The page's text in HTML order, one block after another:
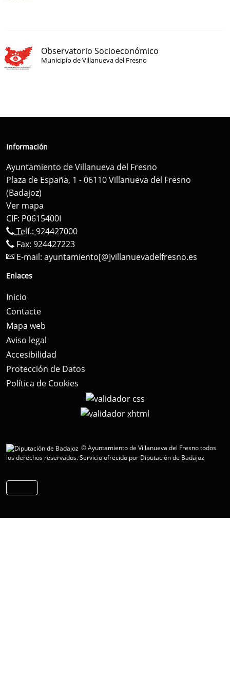
Observatorio Socioeconómico
Municipio de Villanueva del Fresno
Información
Ayuntamiento de Villanueva del Fresno
Plaza de España, 1 - 06110 Villanueva del Fresno
(Badajoz)
Ver mapa
CIF: P0615400I
Telf.: 924427000
Fax: 924427223
E-mail: ayuntamiento[@]villanuevadelfresno.es
Enlaces
Inicio
Contacte
Mapa web
Aviso legal
Accesibilidad
Protección de Datos
Política de Cookies
© Ayuntamiento de Villanueva del Fresno todos
los derechos reservados.Servicio ofrecido por Diputación de Badajoz